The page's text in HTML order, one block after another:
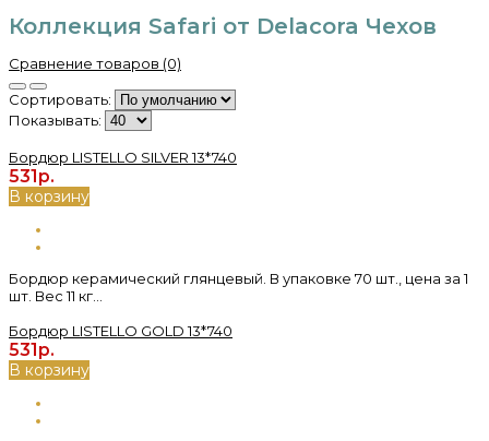
Коллекция Safari от Delacora Чехов
Сравнение товаров (0)
Сортировать:
Показывать:
Бордюр LISTELLO SILVER 13*740
531р.
В корзину
Бордюр керамический глянцевый. В упаковке 70 шт., цена за 1
шт. Вес 11 кг...
Бордюр LISTELLO GOLD 13*740
531р.
В корзину